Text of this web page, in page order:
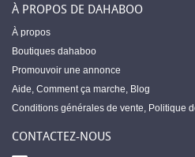
À PROPOS DE DAHABOO
À propos
Boutiques dahaboo
Promouvoir une annonce
Aide, Comment ça marche, Blog
Conditions générales de vente, Politique
CONTACTEZ-NOUS